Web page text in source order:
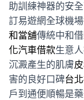
助訓練神器的安
訂易遊網全球機
和當舖傳統中和
化汽車借款生意
沉澱產生的肌膚
害的良好口碑台
戶到通便順暢是